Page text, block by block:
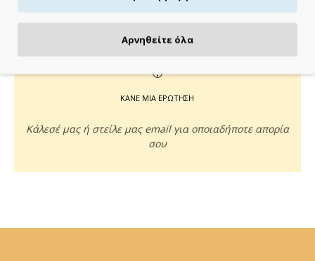
Πιστωτική/χρεωστική κάρτα, αντικαταβολή ή κατάθεση
ΚΑΝΕ ΜΙΑ ΕΡΩΤΗΣΗ
Κάλεσέ μας ή στείλε μας email για οποιαδήποτε απορία
σου
Αρνηθείτε όλα